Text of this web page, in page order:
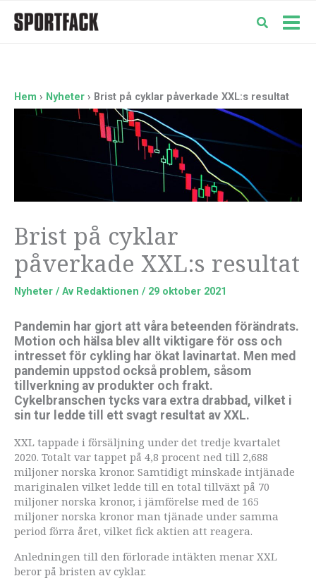
Hem Nyheter Brist på cyklar påverkade XXL:s resultat
Brist på cyklar
påverkade XXL:s resultat
Nyheter / Av Redaktionen / 29 oktober 2021
Pandemin har gjort att våra beteenden förändrats.
Motion och hälsa blev allt viktigare för oss och
intresset för cykling har ökat lavinartat. Men med
pandemin uppstod också problem, såsom
tillverkning av produkter och frakt.
Cykelbranschen tycks vara extra drabbad, vilket i
sin tur ledde till ett svagt resultat av XXL.
XXL tappade i försäljning under det tredje kvartalet
2020. Totalt var tappet på 4,8 procent ned till 2,688
miljoner norska kronor. Samtidigt minskade intjänade
mariginalen vilket ledde till en total tillväxt på 70
miljoner norska kronor, i jämförelse med de 165
miljoner norska kronor man tjänade under samma
period förra året, vilket fick aktien att reagera.
Anledningen till den förlorade intäkten menar XXL
beror på bristen av cyklar.